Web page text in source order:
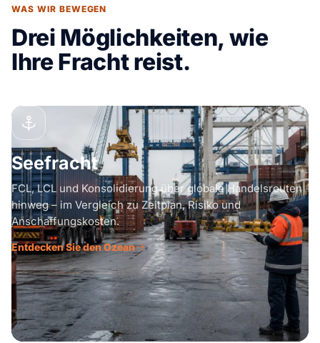
WAS WIR BEWEGEN
Drei Möglichkeiten, wie
Ihre Fracht reist.
Seefracht
FCL, LCL und Konsolidierung über globale Handelsrouten
hinweg – im Vergleich zu Zeitplan, Risiko und
Anschaffungskosten.
Entdecken Sie den Ozean